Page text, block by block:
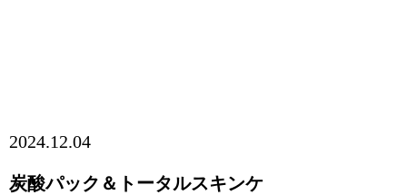
2024.12.04
炭酸パック＆トータルスキンケ